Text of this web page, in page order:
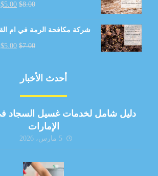
$8.00
$5.00
شركة مكافحة الرمة في ام القيوين
$7.00
$5.00
أحدث الأخبار
دليل شامل لخدمات غسيل السجاد
الإمارات
5 مارس، 2026